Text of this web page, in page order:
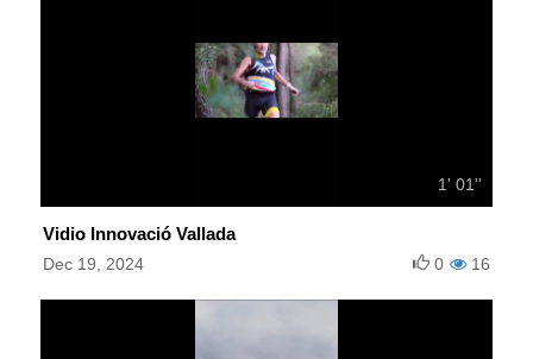
1' 01''
Vidio Innovació Vallada
Dec 19, 2024 16
0